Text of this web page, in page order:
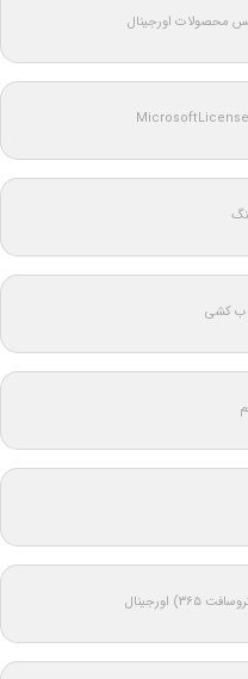
محصولات اورجینال
کشی